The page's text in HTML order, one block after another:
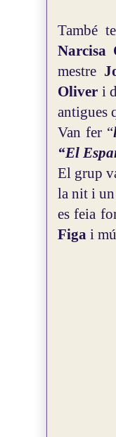
També
Narcisa
mestre
Oliver i
antigues
Van fer “
“El
El grup
la nit i un
es feia
Figa i